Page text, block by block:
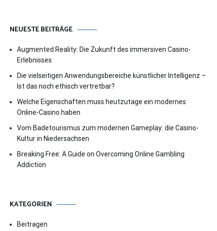
NEUESTE BEITRÄGE
Augmented Reality: Die Zukunft des immersiven Casino-
Erlebnisses
Die vielseitigen Anwendungsbereiche künstlicher Intelligenz –
Ist das noch ethisch vertretbar?
Welche Eigenschaften muss heutzutage ein modernes
Online-Casino haben
Vom Badetourismus zum modernen Gameplay: die Casino-
Kultur in Niedersachsen
Breaking Free: A Guide on Overcoming Online Gambling
Addiction
KATEGORIEN
Beitragen